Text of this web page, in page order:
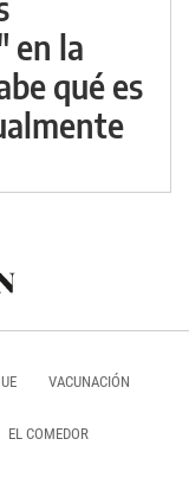
en la
qué es
VACUNACIÓN
EL COMEDOR